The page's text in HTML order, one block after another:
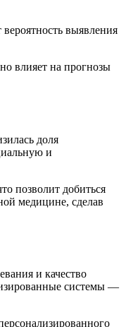
выявления
влияет на прогнозы
доля
и
позволит добиться
медицине, сделав
и качество
системы —